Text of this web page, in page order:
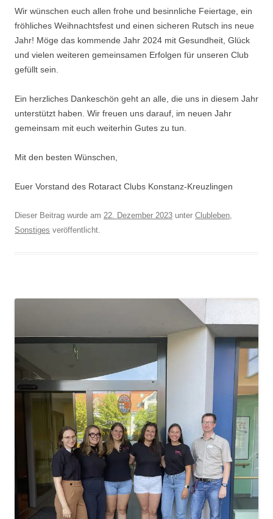
Wir wünschen euch allen frohe und besinnliche Feiertage, ein
fröhliches Weihnachtsfest und einen sicheren Rutsch ins neue
Jahr! Möge das kommende Jahr 2024 mit Gesundheit, Glück
und vielen weiteren gemeinsamen Erfolgen für unseren Club
gefüllt sein.
Ein herzliches Dankeschön geht an alle, die uns in diesem Jahr
unterstützt haben. Wir freuen uns darauf, im neuen Jahr
gemeinsam mit euch weiterhin Gutes zu tun.
Mit den besten Wünschen,
Euer Vorstand des Rotaract Clubs Konstanz-Kreuzlingen
Dieser Beitrag wurde am 22. Dezember 2023 unter Clubleben
Sonstiges veröffentlicht.